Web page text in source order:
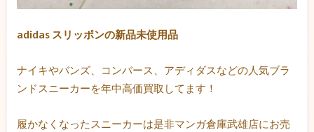
adidas スリッポンの新品未使用品
ナイキやバンズ、コンバース、アディダスなどの人気ブラ
ンドスニーカーを年中高価買取してます！
履かなくなったスニーカーは是非マンガ倉庫武雄店にお売